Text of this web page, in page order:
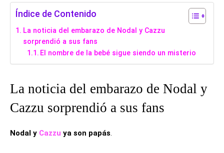
Índice de Contenido
La noticia del embarazo de Nodal y Cazzu
sorprendió a sus fans
El nombre de la bebé sigue siendo un misterio
La noticia del embarazo de Nodal y
Cazzu sorprendió a sus fans
Nodal y Cazzu ya son papás.